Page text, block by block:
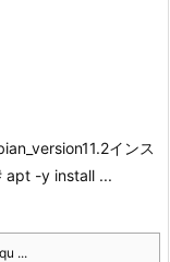
11.2インス
apt -y install ...
...